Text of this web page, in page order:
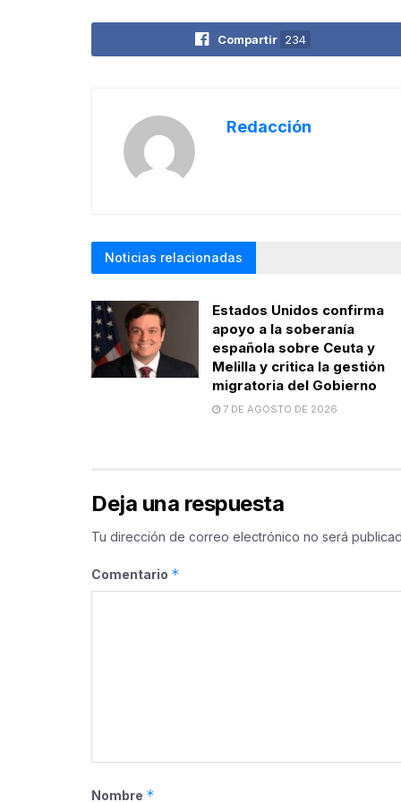
Compartir 234
Redacción
Noticias relacionadas
Estados Unidos confirma
apoyo a la soberanía
española sobre Ceuta y
Melilla y critica la gestión
migratoria del Gobierno
7 DE AGOSTO DE 2026
Deja una respuesta
Tu dirección de correo electrónico no será
Comentario *
Nombre *